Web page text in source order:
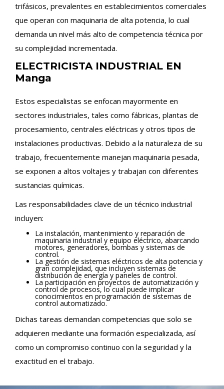
trifásicos, prevalentes en establecimientos comerciales
que operan con maquinaria de alta potencia, lo cual
demanda un nivel más alto de competencia técnica por
su complejidad incrementada.
ELECTRICISTA INDUSTRIAL EN
Manga
Estos especialistas se enfocan mayormente en
sectores industriales, tales como fábricas, plantas de
procesamiento, centrales eléctricas y otros tipos de
instalaciones productivas. Debido a la naturaleza de su
trabajo, frecuentemente manejan maquinaria pesada,
se exponen a altos voltajes y trabajan con diferentes
sustancias químicas.
Las responsabilidades clave de un técnico industrial
incluyen:
La instalación, mantenimiento y reparación de
maquinaria industrial y equipo eléctrico, abarcando
motores, generadores, bombas y sistemas de
control.
La gestión de sistemas eléctricos de alta potencia y
gran complejidad, que incluyen sistemas de
distribución de energía y paneles de control.
La participación en proyectos de automatización y
control de procesos, lo cual puede implicar
conocimientos en programación de sistemas de
control automatizado.
Dichas tareas demandan competencias que solo se
adquieren mediante una formación especializada, así
como un compromiso continuo con la seguridad y la
exactitud en el trabajo.